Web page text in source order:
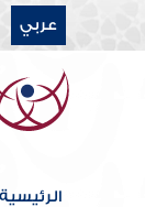
عربي
الرئيسية
من
عثمان